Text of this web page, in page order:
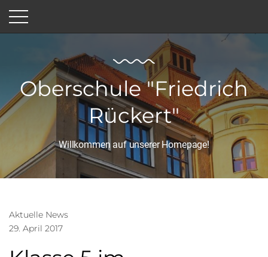
Oberschule "Friedrich
Rückert"
Willkommen auf unserer Homepage!
Aktuelle News
29. April 2017